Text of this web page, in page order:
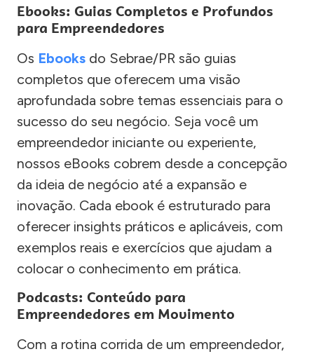
Ebooks: Guias Completos e Profundos
para Empreendedores
Os Ebooks do Sebrae/PR são guias
completos que oferecem uma visão
aprofundada sobre temas essenciais para o
sucesso do seu negócio. Seja você um
empreendedor iniciante ou experiente,
nossos eBooks cobrem desde a concepção
da ideia de negócio até a expansão e
inovação. Cada ebook é estruturado para
oferecer insights práticos e aplicáveis, com
exemplos reais e exercícios que ajudam a
colocar o conhecimento em prática.
Podcasts: Conteúdo para
Empreendedores em Movimento
Com a rotina corrida de um empreendedor,